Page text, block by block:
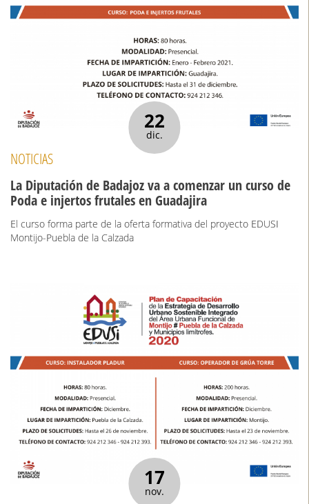
22
dic.
NOTICIAS
La Diputación de Badajoz va a comenzar un curso de
Poda e injertos frutales en Guadajira
El curso forma parte de la oferta formativa del proyecto EDUSI
Montijo-Puebla de la Calzada
17
nov.